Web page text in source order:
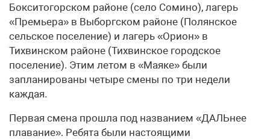
Бокситогорском районе (село Сомино), лагерь
«Премьера» в Выборгском районе (Полянское
сельское поселение) и лагерь «Орион» в
Тихвинском районе (Тихвинское городское
поселение). Этим летом в «Маяке» были
запланированы четыре смены по три недели
каждая.
Первая смена прошла под названием «ДАЛЬнее
плавание». Ребята были настоящими